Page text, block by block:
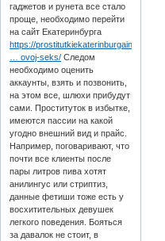
гаджетов и рунета все стало
проще, необходимо перейти
на сайт Екатеринбурга
https://prostitutkiekaterinburgainfo.co
… ovoj-seks/ Следом
необходимо оценить
аккаунты, взять и позвонить,
на этом все, шлюхи прибудут
сами. Проституток в избытке,
имеются пассии на какой
угодно внешний вид и прайс.
Например, поговаривают, что
почти все клиенты после
пары литров пива хотят
анилингус или стриптиз,
данные фетиши тоже есть у
восхитительных девушек
легкого поведения. Бояться
за давалок не стоит, в